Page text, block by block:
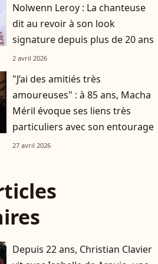
Nolwenn Leroy : La chanteuse
dit au revoir à son look
signature depuis plus de 20 ans
2 avril 2026
"J’ai des amitiés très
amoureuses" : à 85 ans, Macha
Méril évoque ses liens très
particuliers avec son entourage
27 avril 2026
Depuis 22 ans, Christian Clavier